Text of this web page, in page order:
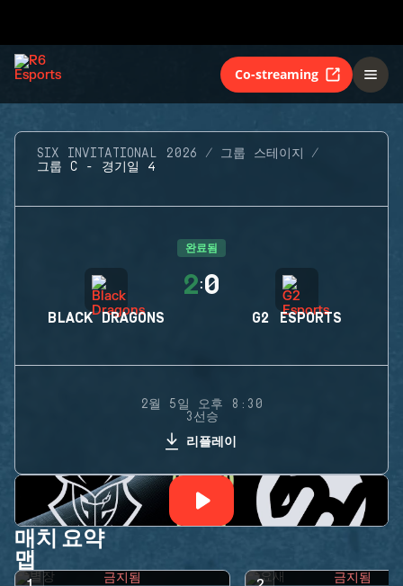
Co-streaming
SIX INVITATIONAL 2026
그룹 스테이지
그룹 C - 경기일 4
완료됨
BLACK DRAGONS
2:0
G2 ESPORTS
2월 5일 오후 8:30
3선승
리플레이
매치 요약
맵
금지됨 금지됨